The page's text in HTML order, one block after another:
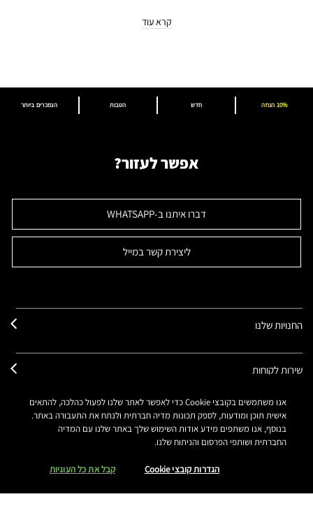
קרא עוד
הנמכרים ביותר הטבות חדש 10% הנחה
אפשר לעזור?
דברו איתנו ב-WHATSAPP
ליצירת קשר במייל
החנויות שלנו
שירות לקוחות
אודותינו
אנו משתמשים בקובצי Cookie כדי לאפשר לאתר שלנו לפעול כהלכה, להתאים
אישית תוכן ומודעות, לספק תכונות מדיה חברתית ולנתח את התעבורה באתר.
בנוסף, אנו משתפים מידע אודות השימוש שלך באתר שלנו עם המדיה
החברתית ושותפי הפרסום והניתוח שלנו.
הגדרות קובצי Cookie קבל את כל העוגיות